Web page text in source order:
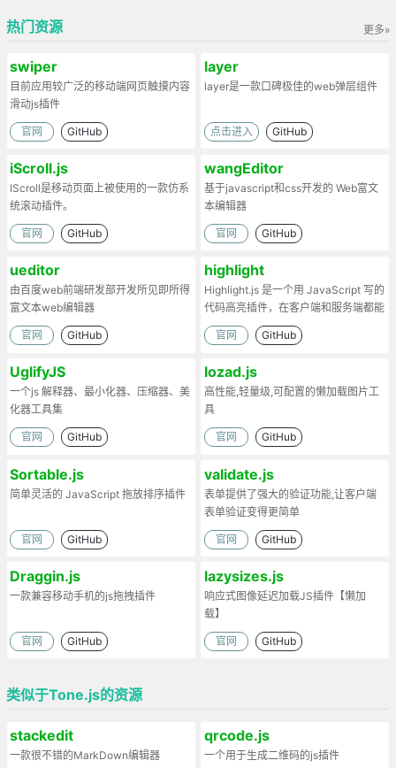
更多»
热门资源
swiper
目前应用较广泛的移动端网页触摸内容
滑动js插件
官网 GitHub
layer
layer是一款口碑极佳的web弹层组件
点击进入 GitHub
iScroll.js
IScroll是移动页面上被使用的一款仿系
统滚动插件。
官网 GitHub
wangEditor
基于javascript和css开发的 Web富文
本编辑器
官网 GitHub
ueditor
由百度web前端研发部开发所见即所得
富文本web编辑器
官网 GitHub
highlight
Highlight.js 是一个用 JavaScript 写的
代码高亮插件，在客户端和服务端都能
工作。
官网 GitHub
UglifyJS
一个js 解释器、最小化器、压缩器、美
化器工具集
官网 GitHub
lozad.js
高性能,轻量级,可配置的懒加载图片工
具
官网 GitHub
Sortable.js
简单灵活的 JavaScript 拖放排序插件
官网 GitHub
validate.js
表单提供了强大的验证功能,让客户端
表单验证变得更简单
官网 GitHub
Draggin.js
一款兼容移动手机的js拖拽插件
官网 GitHub
lazysizes.js
响应式图像延迟加载JS插件【懒加
载】
官网 GitHub
类似于Tone.js的资源
stackedit
一款很不错的MarkDown编辑器
qrcode.js
一个用于生成二维码的js插件